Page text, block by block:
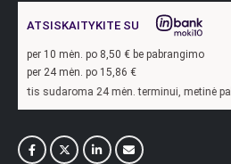
ATSISKAITYKITE SU
per 10 mėn. po 8,50 € be pabrangimo
per 24 mėn. po 15,86 €
24 mėn. terminui, metinė palūkanų norma –